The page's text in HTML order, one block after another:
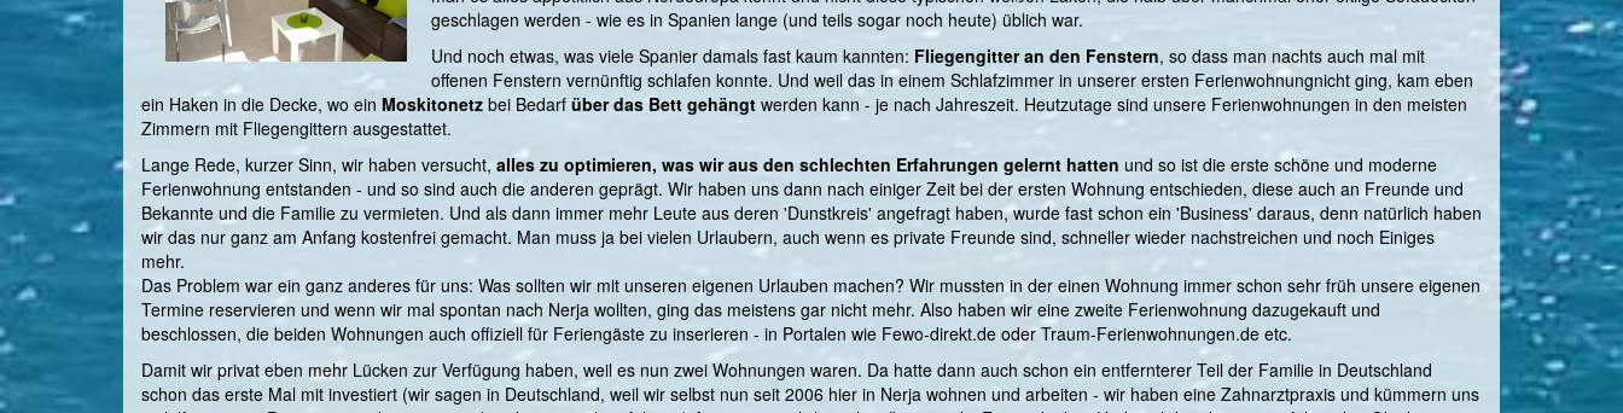
geschlagen werden - wie es in Spanien lange (und teils sogar noch heute) üblich war.
Und noch etwas, was viele Spanier damals fast kaum kannten: Fliegengitter an den Fenstern, so dass man nachts auch mal mit
offenen Fenstern vernünftig schlafen konnte. Und weil das in einem Schlafzimmer in unserer ersten Ferienwohnungnicht ging, kam eben
ein Haken in die Decke, wo ein Moskitonetz bei Bedarf über das Bett gehängt werden kann - je nach Jahreszeit. Heutzutage sind unsere Ferienwohnungen in den meisten
Zimmern mit Fliegengittern ausgestattet.
Lange Rede, kurzer Sinn, wir haben versucht, alles zu optimieren, was wir aus den schlechten Erfahrungen gelernt hatten und so ist die erste schöne und moderne
Ferienwohnung entstanden - und so sind auch die anderen geprägt. Wir haben uns dann nach einiger Zeit bei der ersten Wohnung entschieden, diese auch an Freunde und
Bekannte und die Familie zu vermieten. Und als dann immer mehr Leute aus deren 'Dunstkreis' angefragt haben, wurde fast schon ein 'Business' daraus, denn natürlich haben
wir das nur ganz am Anfang kostenfrei gemacht. Man muss ja bei vielen Urlaubern, auch wenn es private Freunde sind, schneller wieder nachstreichen und noch Einiges
mehr.
Das Problem war ein ganz anderes für uns: Was sollten wir mit unseren eigenen Urlauben machen? Wir mussten in der einen Wohnung immer schon sehr früh unsere eigenen
Termine reservieren und wenn wir mal spontan nach Nerja wollten, ging das meistens gar nicht mehr. Also haben wir eine zweite Ferienwohnung dazugekauft und
beschlossen, die beiden Wohnungen auch offiziell für Feriengäste zu inserieren - in Portalen wie Fewo-direkt.de oder Traum-Ferienwohnungen.de etc.
Damit wir privat eben mehr Lücken zur Verfügung haben, weil es nun zwei Wohnungen waren. Da hatte dann auch schon ein entfernterer Teil der Familie in Deutschland
schon das erste Mal mit investiert (wir sagen in Deutschland, weil wir selbst nun seit 2006 hier in Nerja wohnen und arbeiten - wir haben eine Zahnarztpraxis und kümmern uns